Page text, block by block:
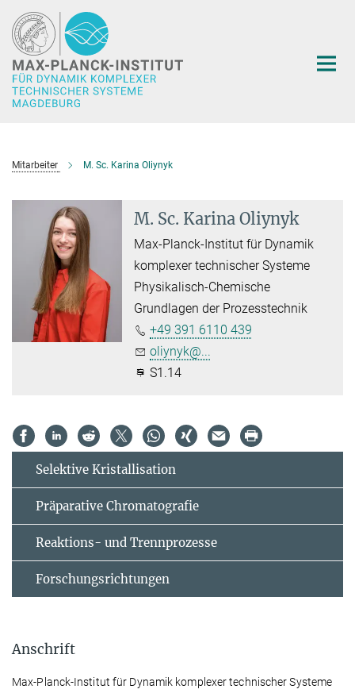
Hauptinhalt
Mitarbeiter M. Sc. Karina Oliynyk
M. Sc. Karina Oliynyk
Max-Planck-Institut für Dynamik
komplexer technischer Systeme
Physikalisch-Chemische
Grundlagen der Prozesstechnik
+49 391 6110 439
oliynyk@...
S1.14
Selektive Kristallisation
Präparative Chromatografie
Reaktions- und Trennprozesse
Forschungsrichtungen
Anschrift
Max-Planck-Institut für Dynamik komplexer technischer Systeme